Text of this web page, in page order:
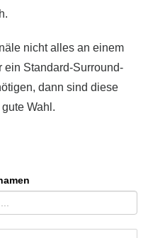
nicht alles an einem
ein Standard-Surround-
dann sind diese
Wahl.